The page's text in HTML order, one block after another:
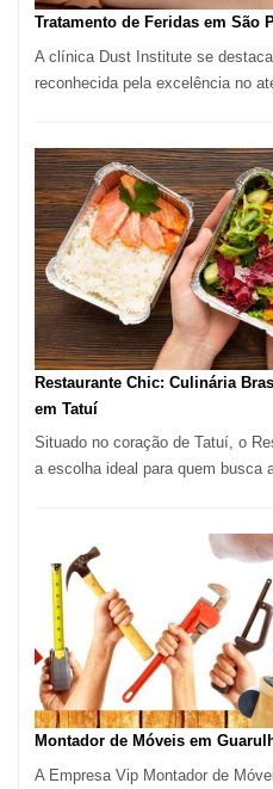
Recorde
9,9%
Tratamento de Feridas em São
A clínica Dust Institute se
reconhecida pela excelência no
Restaurante Chic: Culinária
em Tatuí
Situado no coração de Tatuí, o
a escolha ideal para quem busca
Montador de Móveis em
A Empresa Vip Montador de